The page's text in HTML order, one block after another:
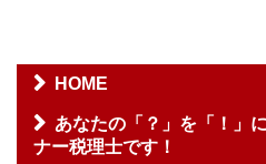
HOME
あなたの「？」を「！」
ナー税理士です！